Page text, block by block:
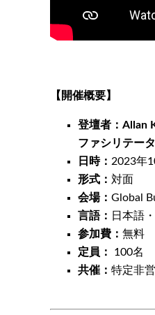
【開催概要】
登壇者：Allan
ファシリテー
日時： 2023年
形式： 対面
会場： Global
言語： 日本語
参加費： 無料
定員：
100名
共催： 特定非